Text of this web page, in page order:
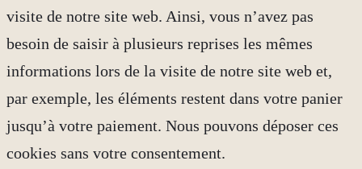
visite de notre site web. Ainsi, vous n’avez pas
besoin de saisir à plusieurs reprises les mêmes
informations lors de la visite de notre site web et,
par exemple, les éléments restent dans votre panier
jusqu’à votre paiement. Nous pouvons déposer ces
cookies sans votre consentement.